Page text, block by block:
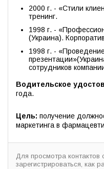
2000 г. - «Стили
тренинг.
1998 г. -
(Украина).
1998 г. -
сотрудников
Водительское
года.
Цель: получение
маркетинга в
Для просмотра контактов
зарегистрироваться, как